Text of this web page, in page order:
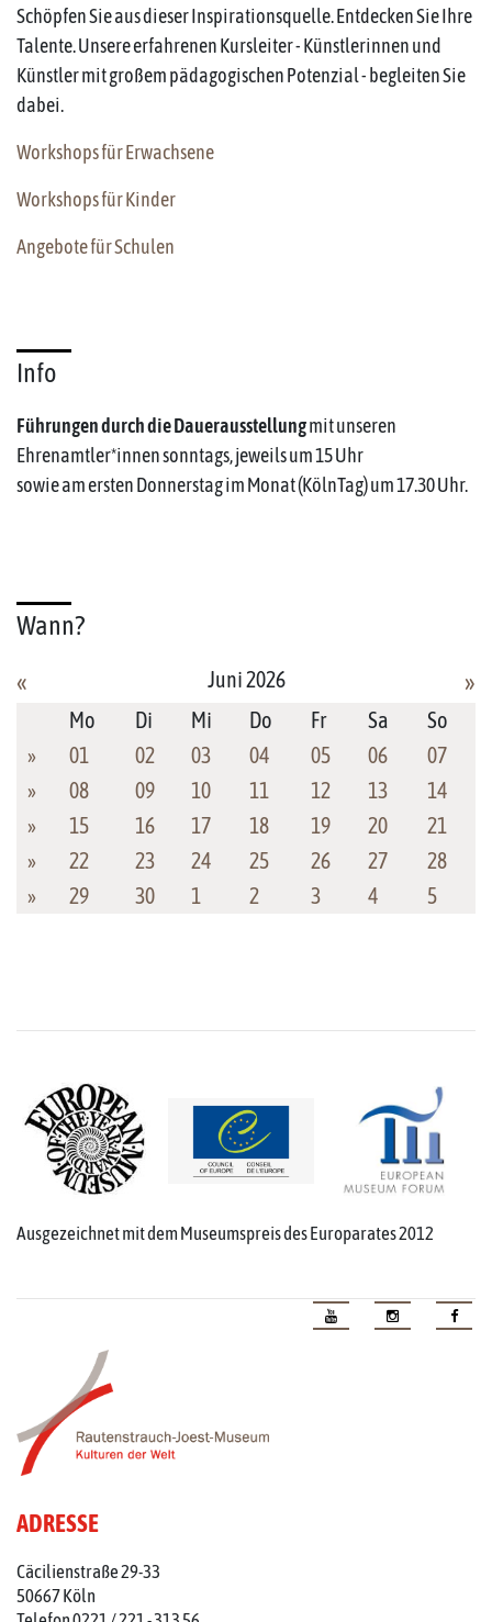
Schöpfen Sie aus dieser Inspirationsquelle. Entdecken Sie Ihre
Talente. Unsere erfahrenen Kursleiter - Künstlerinnen und
Künstler mit großem pädagogischen Potenzial - begleiten Sie
dabei.
Workshops für Erwachsene
Workshops für Kinder
Angebote für Schulen
Info
Führungen durch die Dauerausstellungmit unseren
Ehrenamtler*innen sonntags, jeweils um 15 Uhr
sowie am ersten Donnerstag im Monat (KölnTag) um 17.30 Uhr.
Wann?
»
«
Juni 2026
Mo
Di Mi Do Fr Sa
So
»
01 02 03 04 05 06
07
»
08 09 10 11 12 13
14
»
15 16 17 18 19 20
21
»
22 23 24 25 26 27
28
»
29 30 1 2 3 4 5
Ausgezeichnet mit dem Museumspreis des Europarates 2012
ADRESSE
Cäcilienstraße 29-33
50667 Köln